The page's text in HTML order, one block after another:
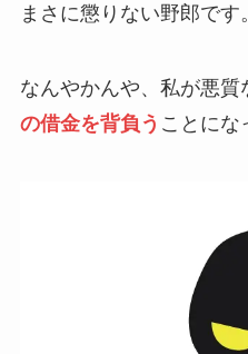
まさに懲りない野郎です。
なんやかんや、私が悪質
の借金を背負う ことにな